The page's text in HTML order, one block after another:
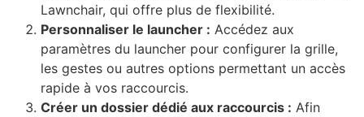
Lawnchair, qui offre plus de flexibilité.
Personnaliser le launcher : Accédez aux
paramètres du launcher pour configurer la grille,
les gestes ou autres options permettant un accès
rapide à vos raccourcis.
Créer un dossier dédié aux raccourcis : Afin